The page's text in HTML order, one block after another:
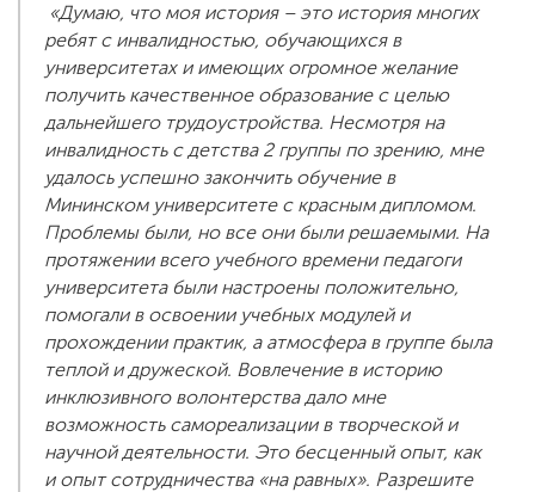
«Думаю, что моя история – это история многих
ребят с инвалидностью, обучающихся в
университетах и имеющих огромное желание
получить качественное образование с целью
дальнейшего трудоустройства. Несмотря на
инвалидность с детства 2 группы по зрению, мне
удалось успешно закончить обучение в
Мининском университете с красным дипломом.
Проблемы были, но все они были решаемыми. На
протяжении всего учебного времени педагоги
университета были настроены положительно,
помогали в освоении учебных модулей и
прохождении практик, а атмосфера в группе была
теплой и дружеской. Вовлечение в историю
инклюзивного волонтерства дало мне
возможность самореализации в творческой и
научной деятельности. Это бесценный опыт, как
и опыт сотрудничества «на равных». Разрешите